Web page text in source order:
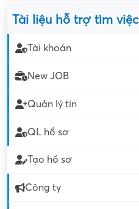
Tài liệu hỗ trợ tìm việc
Tài khoản
New JOB
Quản lý tin
QL hồ sơ
Tạo hồ sơ
Công ty